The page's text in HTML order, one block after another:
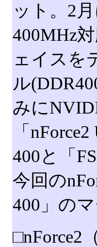
ット。2
400MHz
ェイスを
ル
みに
「
400と「
今回の
400」の
□nForce2